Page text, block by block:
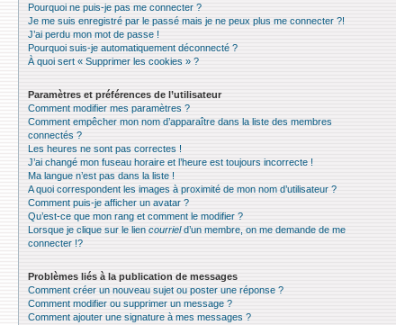
Pourquoi ne puis-je pas me connecter ?
Je me suis enregistré par le passé mais je ne peux plus me connecter ?!
J’ai perdu mon mot de passe !
Pourquoi suis-je automatiquement déconnecté ?
À quoi sert « Supprimer les cookies » ?
Paramètres et préférences de l’utilisateur
Comment modifier mes paramètres ?
Comment empêcher mon nom d’apparaître dans la liste des membres
connectés ?
Les heures ne sont pas correctes !
J’ai changé mon fuseau horaire et l’heure est toujours incorrecte !
Ma langue n’est pas dans la liste !
A quoi correspondent les images à proximité de mon nom d’utilisateur ?
Comment puis-je afficher un avatar ?
Qu’est-ce que mon rang et comment le modifier ?
Lorsque je clique sur le lien courrield’un membre, on me demande de me
connecter !?
Problèmes liés à la publication de messages
Comment créer un nouveau sujet ou poster une réponse ?
Comment modifier ou supprimer un message ?
Comment ajouter une signature à mes messages ?